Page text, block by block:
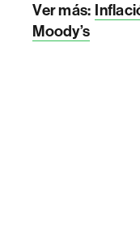
Ver más:
Moody’s